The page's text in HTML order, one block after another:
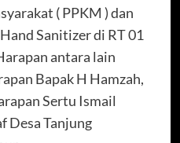
( PPKM ) dan
Sanitizer di RT 01
antara lain
Bapak H Hamzah,
Sertu Ismail
Desa Tanjung